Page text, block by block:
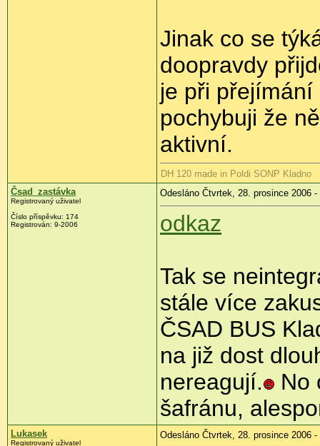
Jinak co se
doopravdy
je při
pochybuji že
aktivní.
DH 120 made in Poldi SONP Kladno
Čsad_zastávka
Registrovaný uživatel
Číslo příspěvku: 174
Registrován: 9-2006
Odesláno Čtvrtek, 28. prosince 2006 -
odkaz
Tak se
stále více
ČSAD BUS
na již dost
nereagují.
No
šafránu,
Lukasek
Registrovaný uživatel
Odesláno Čtvrtek, 28. prosince 2006 -